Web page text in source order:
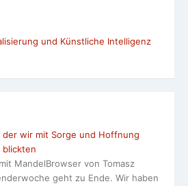
und Künstliche Intelligenz
der wir mit Sorge und Hoffnung
blickten
MandelBrowser von Tomasz
geht zu Ende. Wir haben